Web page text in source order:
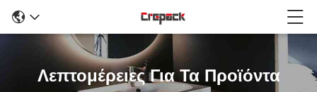
Λεπτομέρειες Για Τα Προϊόντα